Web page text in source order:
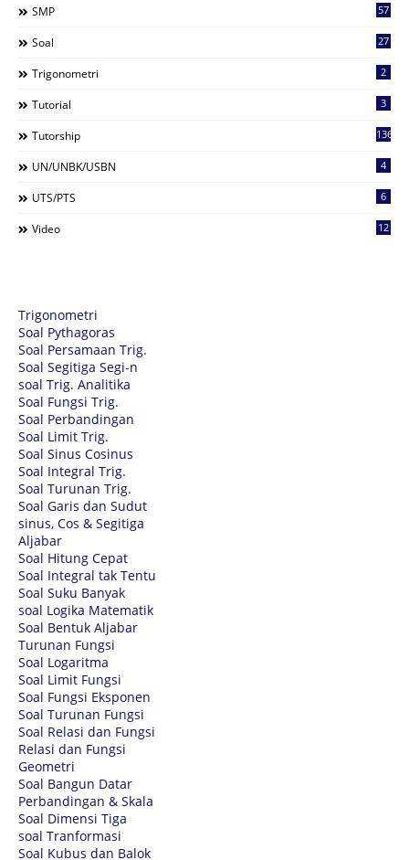
SMP 57
Soal 27
Trigonometri 2
Tutorial 3
Tutorship 136
UN/UNBK/USBN 4
UTS/PTS 6
Video 12
Trigonometri
Soal Pythagoras
Soal Persamaan Trig.
Soal Segitiga Segi-n
soal Trig. Analitika
Soal Fungsi Trig.
Soal Perbandingan
Soal Limit Trig.
Soal Sinus Cosinus
Soal Integral Trig.
Soal Turunan Trig.
Soal Garis dan Sudut
sinus, Cos & Segitiga
Aljabar
Soal Hitung Cepat
Soal Integral tak Tentu
Soal Suku Banyak
soal Logika Matematik
Soal Bentuk Aljabar
Turunan Fungsi
Soal Logaritma
Soal Limit Fungsi
Soal Fungsi Eksponen
Soal Turunan Fungsi
Soal Relasi dan Fungsi
Relasi dan Fungsi
Geometri
Soal Bangun Datar
Perbandingan & Skala
Soal Dimensi Tiga
soal Tranformasi
Soal Kubus dan Balok